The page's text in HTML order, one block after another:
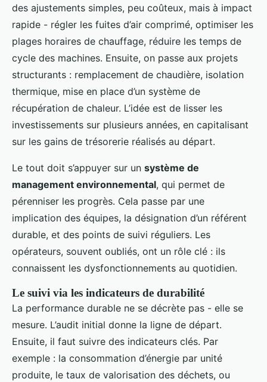
des ajustements simples, peu coûteux, mais à impact
rapide - régler les fuites d’air comprimé, optimiser les
plages horaires de chauffage, réduire les temps de
cycle des machines. Ensuite, on passe aux projets
structurants : remplacement de chaudière, isolation
thermique, mise en place d’un système de
récupération de chaleur. L’idée est de lisser les
investissements sur plusieurs années, en capitalisant
sur les gains de trésorerie réalisés au départ.
Le tout doit s’appuyer sur un système de
management environnemental, qui permet de
pérenniser les progrès. Cela passe par une
implication des équipes, la désignation d’un référent
durable, et des points de suivi réguliers. Les
opérateurs, souvent oubliés, ont un rôle clé : ils
connaissent les dysfonctionnements au quotidien.
Le suivi via les indicateurs de durabilité
La performance durable ne se décrète pas - elle se
mesure. L’audit initial donne la ligne de départ.
Ensuite, il faut suivre des indicateurs clés. Par
exemple : la consommation d’énergie par unité
produite, le taux de valorisation des déchets, ou